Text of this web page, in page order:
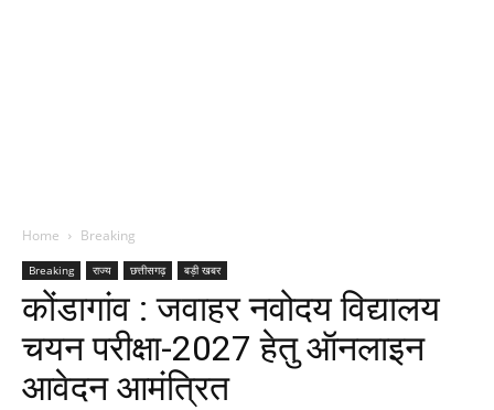
Home Breaking
Breaking राज्य छत्तीसगढ़ बड़ी खबर
कोंडागांव : जवाहर नवोदय विद्यालय
चयन परीक्षा-2027 हेतु ऑनलाइन
आवेदन आमंत्रित